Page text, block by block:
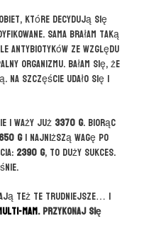
które decydują się
Sama brałam taką
antybiotyków ze względu
organizmu. Bałam się, że
Na szczęście udało się i
i waży już 3370 g. Biorąc
gi najniższą wagę po
2390 g, to duży sukces.
też te trudniejsze… I
Mam. Przykonaj się